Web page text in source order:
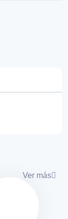
Ver más